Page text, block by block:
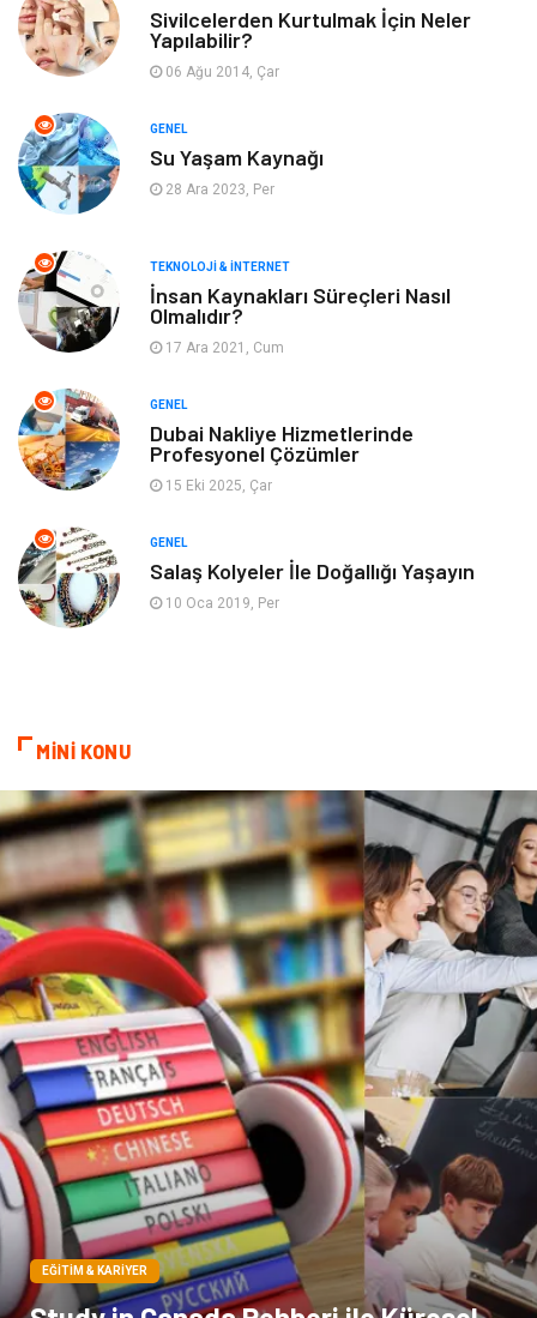
Giyim
Yeme & İçme
Keyif & Hobi Organizasyon
Gayrimenkul Spor
Finans& Ekonomi Anne & Çocuk
Genel Kültür
Ev İşleri
Mobilya
Astroloji
Çadır Yazı Tahtaları
Pet Malzemeleri
Sivilcelerden Kurtulmak İçin Neler
Yapılabilir?
06 Ağu 2014, Çar
GENEL
Su Yaşam Kaynağı
28 Ara 2023, Per
TEKNOLOJI & İNTERNET
İnsan Kaynakları Süreçleri Nasıl
Olmalıdır?
17 Ara 2021, Cum
GENEL
Dubai Nakliye Hizmetlerinde
Profesyonel Çözümler
15 Eki 2025, Çar
GENEL
Salaş Kolyeler İle Doğallığı Yaşayın
10 Oca 2019, Per
MİNİ KONU
EĞITIM & KARIYER